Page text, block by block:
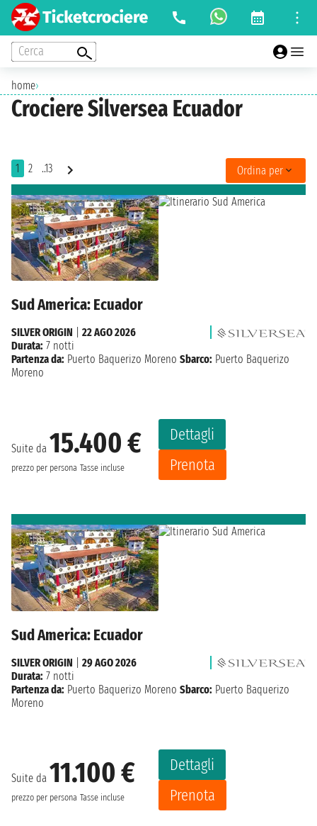
Cerca
home›
Crociere Silversea Ecuador
1 2 ..13 Ordina per
Sud America: Ecuador
Suite da 15.400 €
prezzo per persona Tasse incluse
Dettagli
Prenota
SILVER ORIGIN
22 AGO 2026
Durata: 7 notti
Partenza da: Puerto Baquerizo Moreno Sbarco: Puerto Baquerizo
Moreno
Sud America: Ecuador
Suite da 11.100 €
prezzo per persona Tasse incluse
Dettagli
Prenota
SILVER ORIGIN
29 AGO 2026
Durata: 7 notti
Partenza da: Puerto Baquerizo Moreno Sbarco: Puerto Baquerizo
Moreno